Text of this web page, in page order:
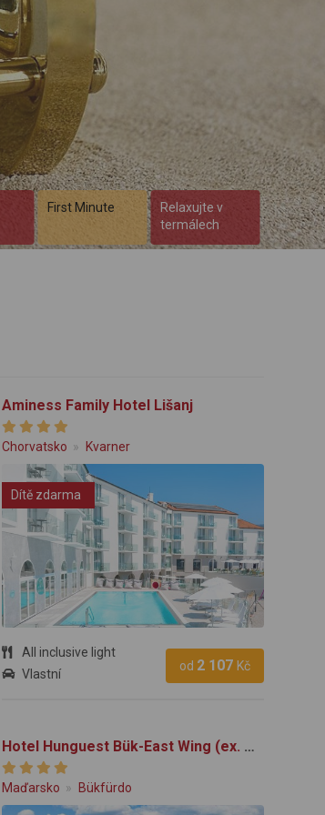
First Minute
Relaxujte v
termálech
Aminess Family Hotel Lišanj
Chorvatsko Kvarner
Dítě zdarma
All inclusive light
Vlastní
od 2 107 Kč
Hotel Hunguest Bük-East Wing (ex. Répce)
Maďarsko Bükfürdo